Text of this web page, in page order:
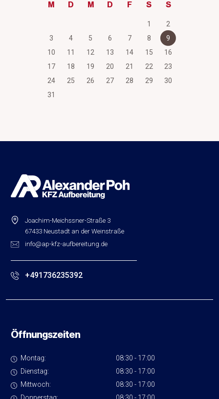
M D M D F S S
1
2
3
4 5 6 7 8
9
10
11 12 13 14 15
16
17
18 19 20 21 22
23
24
25 26 27 28 29
30
31
Joachim-Meichssner-Straße 3
67433 Neustadt an der Weinstraße
info@ap-kfz-aufbereitung.de
+491736235392
Öffnungszeiten
Montag: 08:30 - 17:00
Dienstag:
08:30 - 17:00
Mittwoch:
08:30 - 17:00
Donnerstag:
08:30 - 17:00